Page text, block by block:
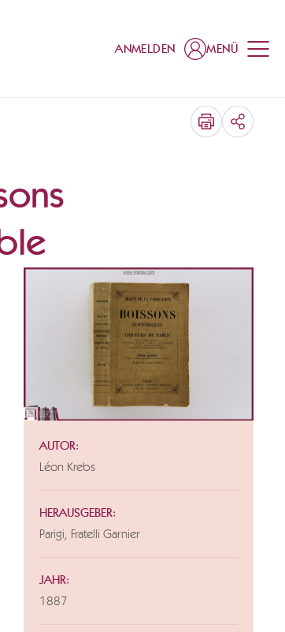
ANMELDEN MENÜ
TEILEN
AUTOR:
Léon Krebs
HERAUSGEBER:
Parigi, Fratelli Garnier
JAHR:
1887